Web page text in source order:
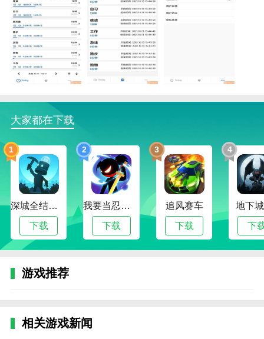
trust便签的特征
1.在trust便签这个软件中，所有模板都可以直接下载，
还可以创建自己的模板，让日常任务一目了然。
文档都包含只有您知道的文档密码。
3.完成日常任务后，还可以在trust便签中为自己的工作
或学习创建相关内容，这样就能取得很好的进步。
trust便签的优势
1.是一款可以记录用户日常生活的软件。在这个软件
里，你可以制定你的日常计划。如果是学习或工作，可
以合理安排时间。
2.它可以让你在trust便签这个软件中轻松完成任务，有
效提高工作效率，更好的体现你的心情。
3.你心中所有不愉快的感受都可以记录在trust便签软件
里，保证你心情愉快，认真对待每天的工作。
都可以完成，给自己更大的提升空间。
大家都在下载
1
深城全结局解锁版
下载
2
我要当忍者无限金币版
下载
3
追风赛车
下载
4
地下
下
游戏推荐
相关游戏新闻